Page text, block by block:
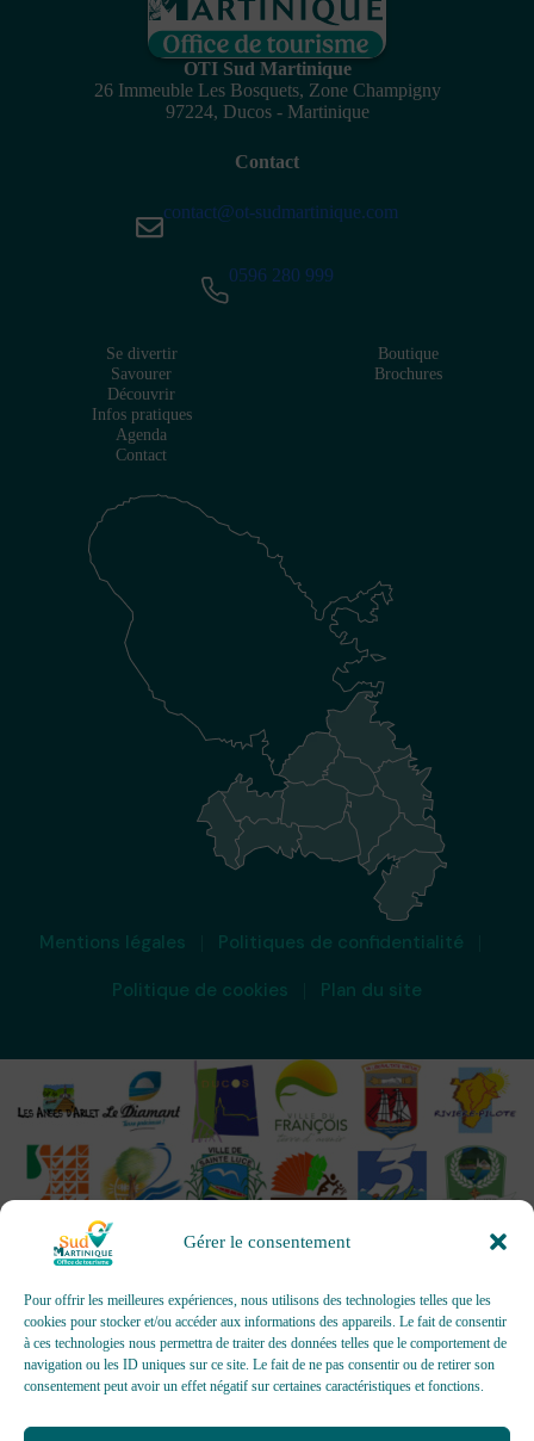
Gérer le consentement
Pour offrir les meilleures expériences, nous utilisons des technologies telles que les
cookies pour stocker et/ou accéder aux informations des appareils. Le fait de consentir
à ces technologies nous permettra de traiter des données telles que le comportement de
navigation ou les ID uniques sur ce site. Le fait de ne pas consentir ou de retirer son
consentement peut avoir un effet négatif sur certaines caractéristiques et fonctions.
OTI Sud Martinique
26 Immeuble Les Bosquets, Zone Champigny
97224, Ducos - Martinique
Contact
contact@ot-sudmartinique.com
0596 280 999
Se divertir
Savourer
Découvrir
Infos pratiques
Agenda
Contact
Boutique
Brochures
Mentions légales
Politiques de confidentialité
Politique de cookies
Plan du site
OFFICES DE TOURISME - Pour les activités d’accueil,
d’information, de promotion/communication, de création et gestion
d’événements